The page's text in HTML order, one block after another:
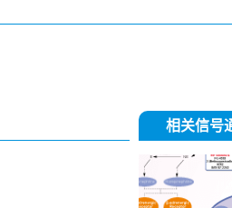
相关信号